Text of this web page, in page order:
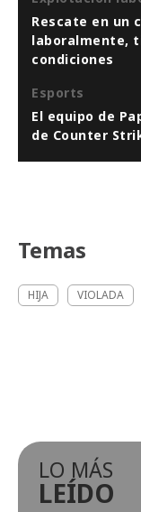
Rescate en un
laboralmente,
condiciones
Esports
El equipo de
de Counter
Temas
HIJA VIOLADA
LO MÁS
LEÍDO